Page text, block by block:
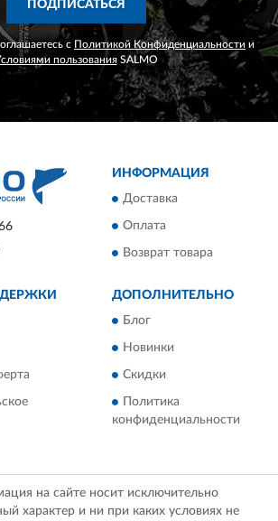
ПОДПИСАТЬСЯ
с Политикой Конфиденциальности и
пользованияSALMO
ИНФОРМАЦИЯ
Доставка
Оплата
Возврат товара
ДОПОЛНИТЕЛЬНО
Блог
Новинки
Скидки
Политика
конфиденциальности
на сайте носит исключительно
характер и ни при каких условиях не